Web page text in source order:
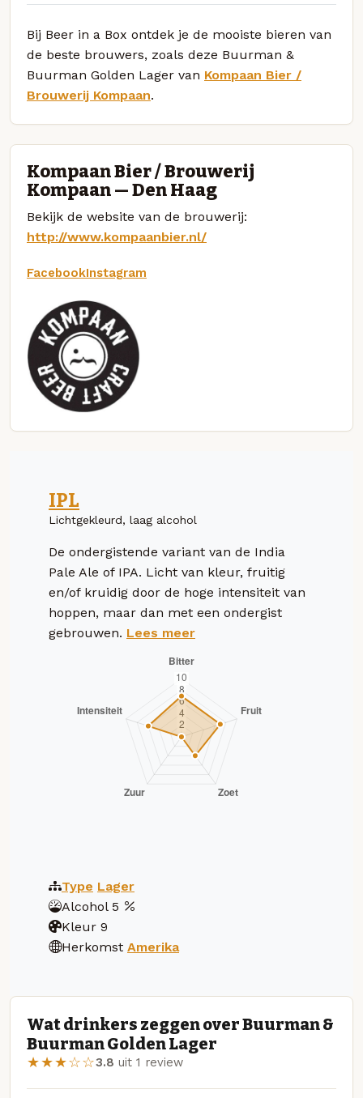
Bij Beer in a Box ontdek je de mooiste bieren van
de beste brouwers, zoals deze Buurman &
Buurman Golden Lager van Kompaan Bier /
Brouwerij Kompaan.
Kompaan Bier / Brouwerij
Kompaan — Den Haag
Bekijk de website van de brouwerij:
http://www.kompaanbier.nl/
FacebookInstagram
IPL
Lichtgekleurd, laag alcohol
De ondergistende variant van de India
Pale Ale of IPA. Licht van kleur, fruitig
en/of kruidig door de hoge intensiteit van
hoppen, maar dan met een ondergist
gebrouwen. Lees meer
Type Lager
Alcohol 5
Kleur 9
Herkomst Amerika
Wat drinkers zeggen over Buurman &
Buurman Golden Lager
★★★☆☆3.8 uit 1 review